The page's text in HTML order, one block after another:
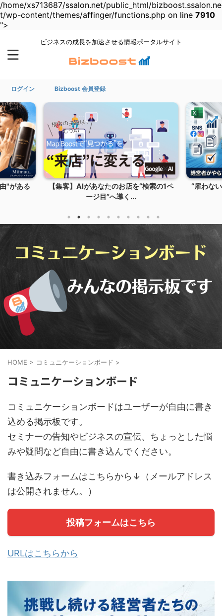
/home/xs713687/ssalon.net/public_html/bizboost.ssalon.ne
t/wp-content/themes/affinger/functions.php on line 7910
">
ビジネスの成長を加速させる情報ポータルサイト
ログイン Bizboost 会員登録
索の1ペ
“雇わない人材活用”サービス 人を増やさ
ず売り上げだけ...
不動産
HOME > コミュニケーションボード >
コミュニケーションボード
コミュニケーションボードはユーザーが自由に書き
込める掲示板です。
セミナーの告知やビジネスの宣伝、ちょっとした悩
みや疑問など自由に書き込んでください。
書き込みフォームはこちらから↓（メールアドレス
は公開されません。）
投稿フォームはこちら
URLはこちらから